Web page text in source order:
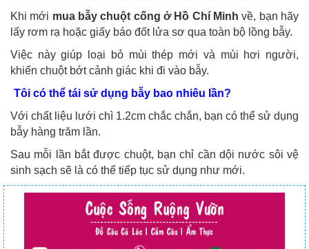
Khi mới mua bẫy chuột cống ở Hồ Chí Minh về, bạn hãy
lấy rơm rạ hoặc giấy báo đốt lửa sơ qua toàn bộ lồng bẫy.
Việc này giúp loại bỏ mùi thép mới và mùi hơi người,
khiến chuột bớt cảnh giác khi đi vào bẫy.
Tôi có thể tái sử dụng bẫy bao nhiêu lần?
Với chất liệu lưới chì 1.2cm chắc chắn, bạn có thể sử dụng
bẫy hàng trăm lần.
Sau mỗi lần bắt được chuột, bạn chỉ cần dội nước sôi vệ
sinh sạch sẽ là có thể tiếp tục sử dụng như mới.